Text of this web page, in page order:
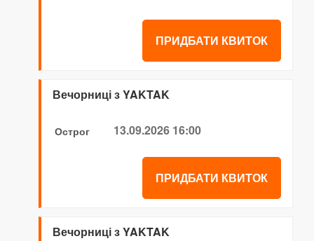
ПРИДБАТИ КВИТОК
Вечорниці з YAKTAK
Острог 13.09.2026 16:00
ПРИДБАТИ КВИТОК
Вечорниці з YAKTAK